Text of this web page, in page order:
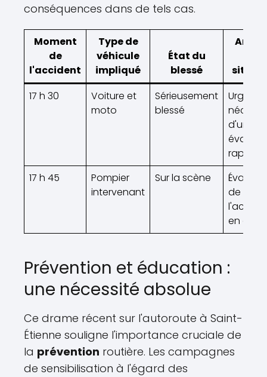
conséquences dans de tels cas.
Moment
de
l'accident
Type de
véhicule
impliqué
État du
blessé
17 h 30
Voiture et
moto
Sérieusement
blessé
Urgent,
d'une
rapide
17 h 45
Pompier
intervenant
Sur la scène
de
en
Prévention et éducation :
une nécessité absolue
Ce drame récent sur l'autoroute à Saint-
Étienne souligne l'importance cruciale de
la prévention routière. Les campagnes
de sensibilisation à l'égard des